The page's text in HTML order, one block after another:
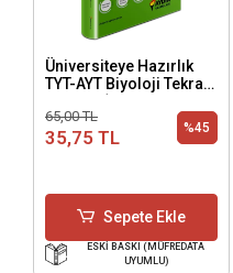
Üniversiteye Hazırlık
TYT-AYT Biyoloji Tekrar
Testleri (Kampanyalı
Ürün)
65,00 TL
35,75 TL %45
Sepete Ekle
ESKİ BASKI (MÜFREDATA
UYUMLU)